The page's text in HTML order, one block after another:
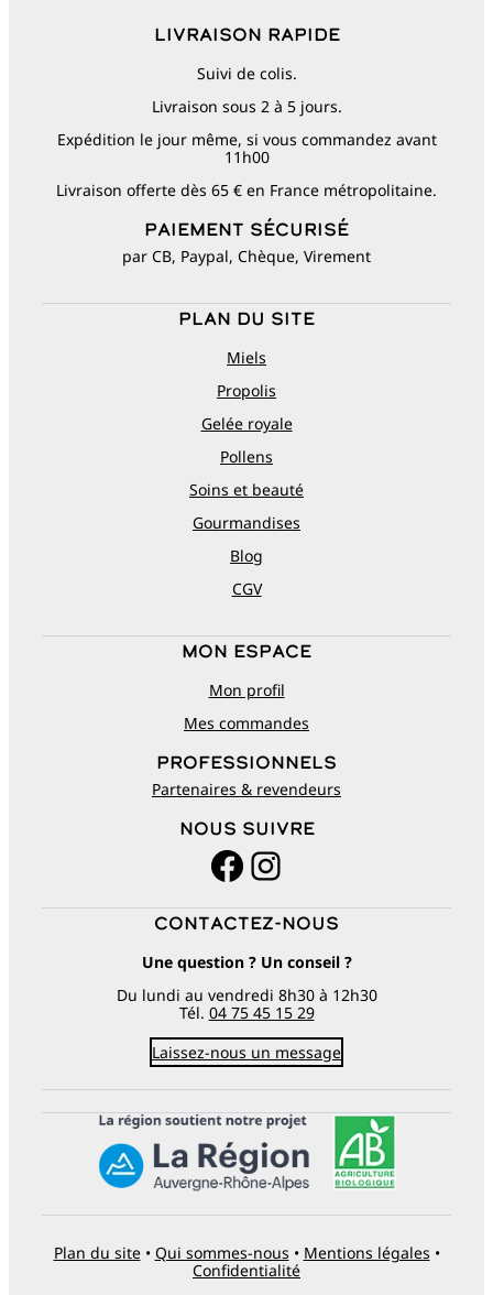
Livraison rapide
Suivi de colis.
Livraison sous 2 à 5 jours.
Expédition le jour même, si vous commandez avant
11h00
Livraison offerte dès 65 € en France métropolitaine.
Paiement sécurisé
par CB, Paypal, Chèque, Virement
Plan du site
Miels
Propolis
Gelée royale
Pollens
Soins et beauté
Gourmandises
Blog
CGV
Mon espace
Mon profil
Mes commandes
Professionnels
Partenaires & revendeurs
Nous suivre
Facebook Instagram
Contactez-nous
Une question ? Un conseil ?
Du lundi au vendredi 8h30 à 12h30
Tél. 04 75 45 15 29
Laissez-nous un message
Plan du site• Qui sommes-nous • Mentions légales •
Confidentialité